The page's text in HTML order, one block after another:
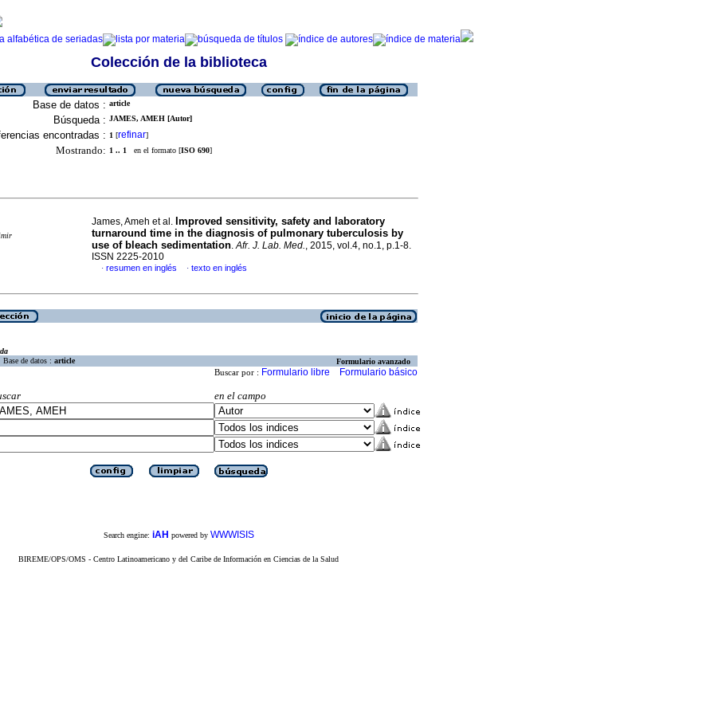
Colección de la biblioteca
Base de datos : article
Búsqueda : JAMES, AMEH [Autor]
encontradas : 1 [refinar]
Mostrando: 1 .. 1 en el formato [ISO 690]
James, Ameh et al. Improved sensitivity, safety and laboratory
turnaround time in the diagnosis of pulmonary tuberculosis by
use of bleach sedimentation.Afr. J. Lab. Med., 2015, vol.4, no.1, p.1-8.
ISSN 2225-2010
· resumen en inglés · texto en inglés
Base de datos : article Formulario avanzado
Buscar por : Formulario libre Formulario básico
en el campo
Search engine: iAH powered by WWWISIS
BIREME/OPS/OMS - Centro Latinoamericano y del Caribe de Información en Ciencias de la Salud